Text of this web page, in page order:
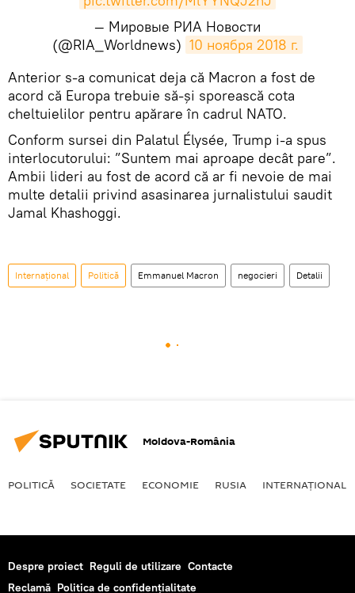
— Мировые РИА Новости
(@RIA_Worldnews) 10 ноября 2018 г.
​Anterior s-a comunicat deja că Macron a fost de
acord că Europa trebuie să-și sporească cota
cheltuielilor pentru apărare în cadrul NATO.
Conform sursei din Palatul Élysée, Trump i-a spus
interlocutorului: ”Suntem mai aproape decât pare”.
Ambii lideri au fost de acord că ar fi nevoie de mai
multe detalii privind asasinarea jurnalistului saudit
Jamal Khashoggi.
Internaţional Politică Emmanuel Macron negocieri Detalii
Moldova-România
POLITICĂ SOCIETATE ECONOMIE RUSIA INTERNAŢIONAL
Despre proiect Reguli de utilizare Contacte
Reclamă Politica de confidențialitate